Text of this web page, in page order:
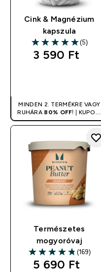
Cink & Magnézium
kapszula
5 out of 5 stars
(5)
3 590 Ft‎
MINDEN 2. TERMÉKRE VAGY
RUHÁRA 80% OFF! | KUPON:
DUPLA
Természetes
mogyoróvaj
4.8 out of 5 stars
(169)
5 690 Ft‎